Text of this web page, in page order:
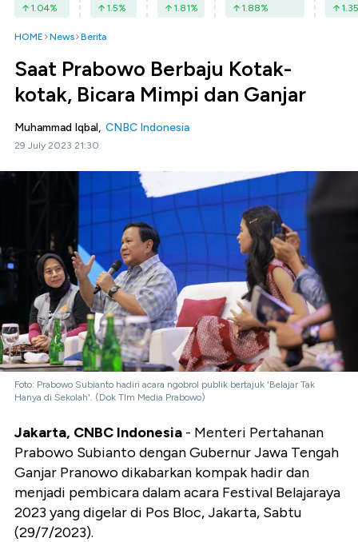
1.04% 1.5% 1.81% 1.88% 1.35
HOME News Berita
Saat Prabowo Berbaju Kotak-
kotak, Bicara Mimpi dan Ganjar
Muhammad Iqbal, CNBC Indonesia
29 July 2023 21:30
Foto: Prabowo Subianto hadiri acara ngobrol publik bertajuk 'Belajar Tak
Hanya di Sekolah'. (Dok TIm Media Prabowo)
Jakarta, CNBC Indonesia - Menteri Pertahanan
Prabowo Subianto dengan Gubernur Jawa Tengah
Ganjar Pranowo dikabarkan kompak hadir dan
menjadi pembicara dalam acara Festival Belajaraya
2023 yang digelar di Pos Bloc, Jakarta, Sabtu
(29/7/2023).